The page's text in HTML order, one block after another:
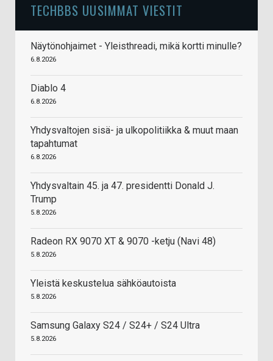
TECHBBS UUSIMMAT VIESTIT
Näytönohjaimet - Yleisthreadi, mikä kortti minulle?
6.8.2026
Diablo 4
6.8.2026
Yhdysvaltojen sisä- ja ulkopolitiikka & muut maan
tapahtumat
6.8.2026
Yhdysvaltain 45. ja 47. presidentti Donald J.
Trump
5.8.2026
Radeon RX 9070 XT & 9070 -ketju (Navi 48)
5.8.2026
Yleistä keskustelua sähköautoista
5.8.2026
Samsung Galaxy S24 / S24+ / S24 Ultra
5.8.2026